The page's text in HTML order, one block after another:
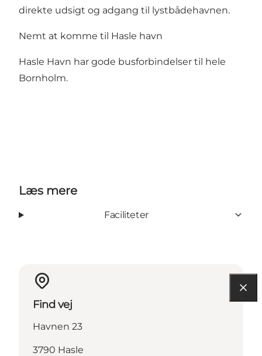
direkte udsigt og adgang til lystbådehavnen.
Nemt at komme til Hasle havn
Hasle Havn har gode busforbindelser til hele
Bornholm.
Læs mere
Faciliteter
Find vej
Havnen 23
3790 Hasle